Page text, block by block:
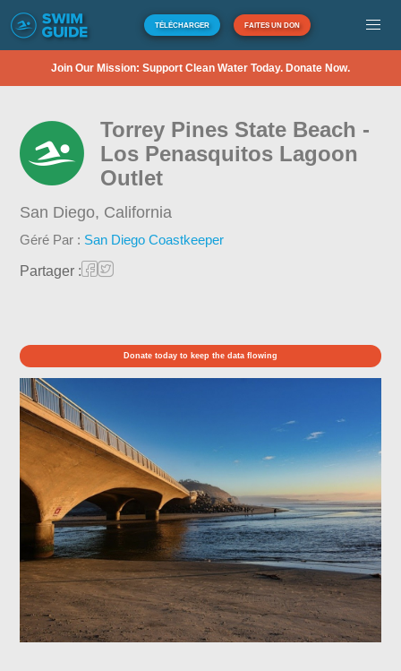
TÉLÉCHARGER FAITES UN DON
Join Our Mission: Support Clean Water Today. Donate Now.
Torrey Pines State Beach -
Los Penasquitos Lagoon
Outlet
San Diego, California
Géré Par : San Diego Coastkeeper
Partager :
Donate today to keep the data flowing